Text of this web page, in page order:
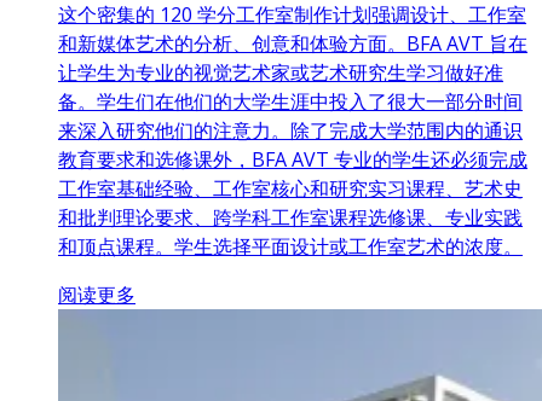
这个密集的 120 学分工作室制作计划强调设计、工作室
和新媒体艺术的分析、创意和体验方面。BFA AVT 旨在
让学生为专业的视觉艺术家或艺术研究生学习做好准
备。学生们在他们的大学生涯中投入了很大一部分时间
来深入研究他们的注意力。除了完成大学范围内的通识
教育要求和选修课外，BFA AVT 专业的学生还必须完成
工作室基础经验、工作室核心和研究实习课程、艺术史
和批判理论要求、跨学科工作室课程选修课、专业实践
和顶点课程。学生选择平面设计或工作室艺术的浓度。
阅读更多